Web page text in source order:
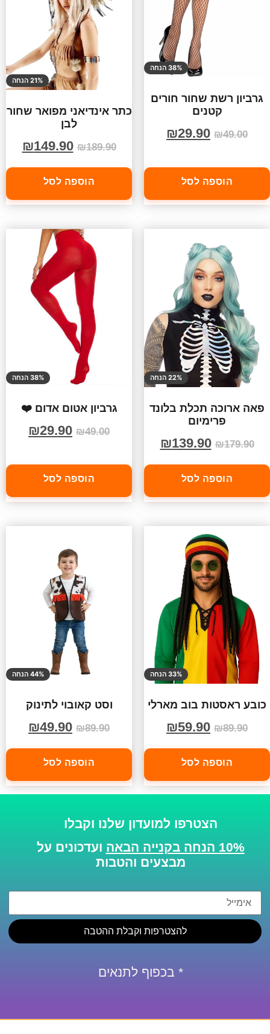
38% הנחה
גרביון רשת שחור חורים
קטנים
₪49.00
₪29.90
הוספה לסל
21% הנחה
כתר אינדיאני מפואר שחור
לבן
₪189.90
₪149.90
הוספה לסל
22% הנחה
פאה ארוכה תכלת בלונד
פרימיום
₪179.90
₪139.90
הוספה לסל
38% הנחה
גרביון אטום אדום ❤️
₪49.00
₪29.90
הוספה לסל
33% הנחה
כובע ראסטות בוב מארלי
₪89.90
₪59.90
הוספה לסל
44% הנחה
וסט קאובוי לתינוק
₪89.90
₪49.90
הוספה לסל
הצטרפו למועדון שלנו וקבלו
10% הנחה בקנייה הבאה
ועדכונים על
מבצעים והטבות
להצטרפות וקבלת ההטבה
* בכפוף לתנאים